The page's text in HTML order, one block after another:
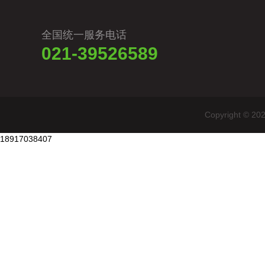
全国统一服务电话
021-39526589
Copyright ©
18917038407